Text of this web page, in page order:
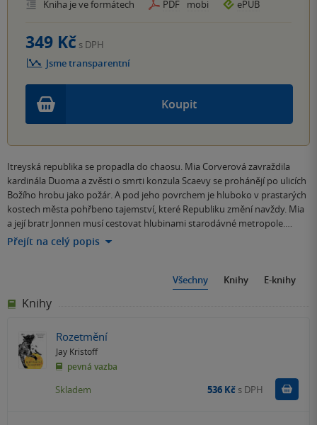
Kniha je ve formátech
PDF mobi ePUB
Koupit
349 Kč s DPH
Jsme transparentní
Itreyská republika se propadla do chaosu. Mia Corverová zavraždila
kardinála Duoma a zvěsti o smrti konzula Scaevy se prohánějí po ulicích
Božího hrobu jako požár. A pod jeho povrchem je hluboko v prastarých
kostech města pohřbeno tajemství, které Republiku změní navždy. Mia
a její bratr Jonnen musí cestovat hlubinami starodávné metropole.…
Přejít na celý popis
Všechny Knihy E-knihy
Knihy
Rozetmění
Jay Kristoff
pevná vazba
Skladem 536 Kč s DPH